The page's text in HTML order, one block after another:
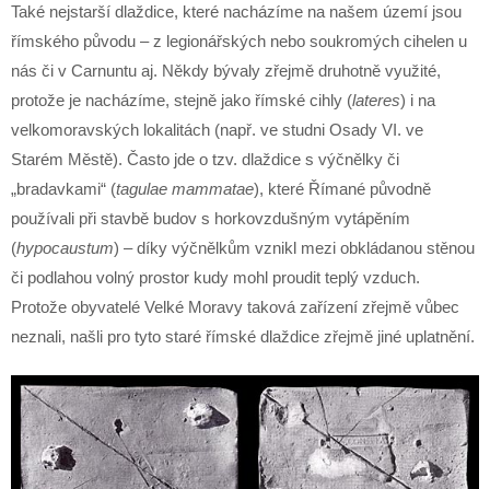
Také nejstarší dlaždice, které nacházíme na našem území jsou
římského původu – z legionářských nebo soukromých cihelen u
nás či v Carnuntu aj. Někdy bývaly zřejmě druhotně využité,
protože je nacházíme, stejně jako římské cihly (lateres) i na
velkomoravských lokalitách (např. ve studni Osady VI. ve
Starém Městě). Často jde o tzv. dlaždice s výčnělky či
„bradavkami“ (tagulae mammatae), které Římané původně
používali při stavbě budov s horkovzdušným vytápěním
(hypocaustum) – díky výčnělkům vznikl mezi obkládanou stěnou
či podlahou volný prostor kudy mohl proudit teplý vzduch.
Protože obyvatelé Velké Moravy taková zařízení zřejmě vůbec
neznali, našli pro tyto staré římské dlaždice zřejmě jiné uplatnění.